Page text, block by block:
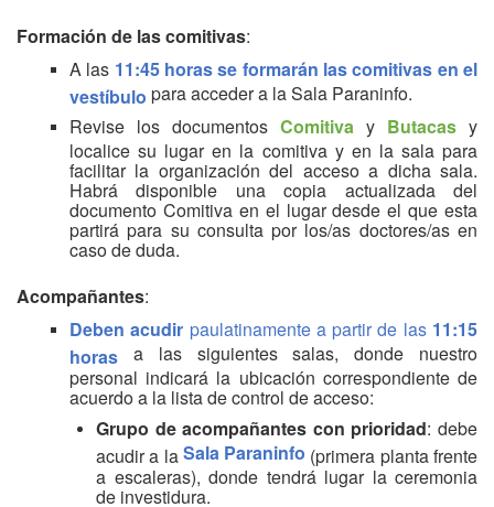
Formación de las comitivas:
A las 11:45 horas se formarán las comitivas en el
vestíbulo para acceder a la Sala Paraninfo.
Revise los documentos Comitiva y Butacas y
localice su lugar en la comitiva y en la sala para
facilitar la organización del acceso a dicha sala.
Habrá disponible una copia actualizada del
documento Comitiva en el lugar desde el que esta
partirá para su consulta por los/as doctores/as en
caso de duda.
Acompañantes:
Deben acudir paulatinamente a partir de las 11:15
horas a las siguientes salas, donde nuestro
personal indicará la ubicación correspondiente de
acuerdo a la lista de control de acceso:
Grupo de acompañantes con prioridad: debe
acudir a la Sala Paraninfo (primera planta frente
a escaleras), donde tendrá lugar la ceremonia
de investidura.